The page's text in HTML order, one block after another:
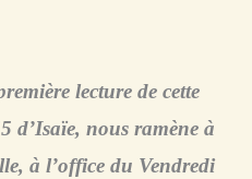
lecture de cette
d’Isaïe, nous ramène à
à l’office du Vendredi